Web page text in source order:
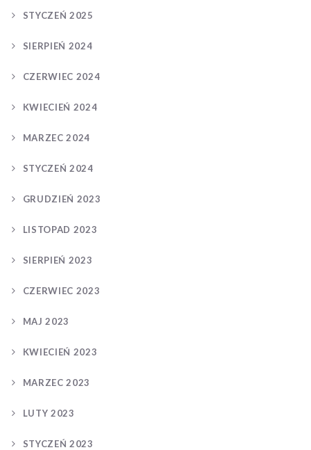
STYCZEŃ 2025
SIERPIEŃ 2024
CZERWIEC 2024
KWIECIEŃ 2024
MARZEC 2024
STYCZEŃ 2024
GRUDZIEŃ 2023
LISTOPAD 2023
SIERPIEŃ 2023
CZERWIEC 2023
MAJ 2023
KWIECIEŃ 2023
MARZEC 2023
LUTY 2023
STYCZEŃ 2023